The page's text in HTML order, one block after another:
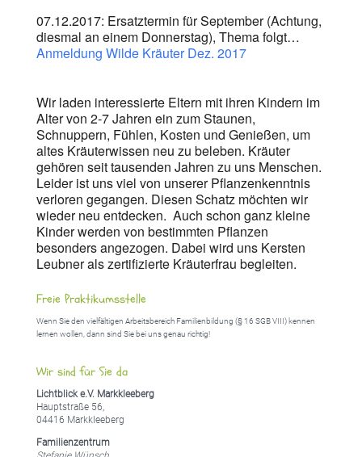
07.12.2017: Ersatztermin für September (Achtung,
diesmal an einem Donnerstag), Thema folgt…
Anmeldung Wilde Kräuter Dez. 2017
Wir laden interessierte Eltern mit ihren Kindern im
Alter von 2-7 Jahren ein zum Staunen,
Schnuppern, Fühlen, Kosten und Genießen, um
altes Kräuterwissen neu zu beleben. Kräuter
gehören seit tausenden Jahren zu uns Menschen.
Leider ist uns viel von unserer Pflanzenkenntnis
verloren gegangen. Diesen Schatz möchten wir
wieder neu entdecken. Auch schon ganz kleine
Kinder werden von bestimmten Pflanzen
besonders angezogen. Dabei wird uns Kersten
Leubner als zertifizierte Kräuterfrau begleiten.
Freie Praktikumsstelle
Wenn Sie den vielfältigen Arbeitsbereich Familienbildung (§ 16 SGB VIII) kennen
lernen wollen, dann sind Sie bei uns genau richtig!
Wir sind für Sie da
Lichtblick e.V. Markkleeberg
Hauptstraße 56,
04416 Markkleeberg
Familienzentrum